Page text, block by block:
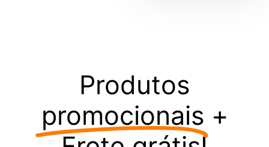
Produtos
promocionais +